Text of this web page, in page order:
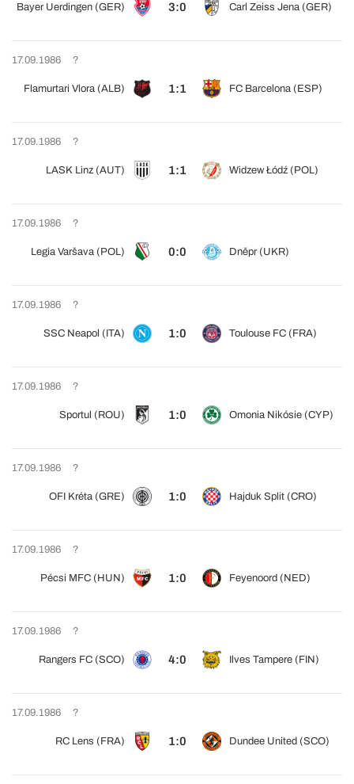
Bayer Uerdingen (GER) 3:0 Carl Zeiss Jena (GER)
17.09.1986 ?
Flamurtari Vlora (ALB) 1:1 FC Barcelona (ESP)
17.09.1986 ?
LASK Linz (AUT) 1:1 Widzew Łódź (POL)
17.09.1986 ?
Legia Varšava (POL) 0:0 Dněpr (UKR)
17.09.1986 ?
SSC Neapol (ITA) 1:0 Toulouse FC (FRA)
17.09.1986 ?
Sportul (ROU) 1:0 Omonia Nikósie (CYP)
17.09.1986 ?
OFI Kréta (GRE) 1:0 Hajduk Split (CRO)
17.09.1986 ?
Pécsi MFC (HUN) 1:0 Feyenoord (NED)
17.09.1986 ?
Rangers FC (SCO) 4:0 Ilves Tampere (FIN)
17.09.1986 ?
RC Lens (FRA) 1:0 Dundee United (SCO)